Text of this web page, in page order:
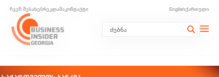
ჩვენ შესახებრეკლამაკონტაქტი Englishქართული